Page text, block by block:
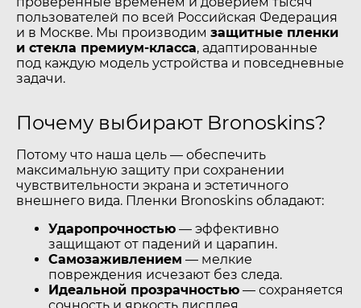
пользователей по всей Российская Федерация
и в Москве. Мы производим защитные пленки
и стекла премиум-класса, адаптированные
под каждую модель устройства и повседневные
задачи.
Почему выбирают Bronoskins?
Потому что наша цель — обеспечить
максимальную защиту при сохранении
чувствительности экрана и эстетичного
внешнего вида. Пленки Bronoskins обладают:
Ударопрочностью — эффективно
защищают от падений и царапин.
Самозаживлением — мелкие
повреждения исчезают без следа.
Идеальной прозрачностью — сохраняется